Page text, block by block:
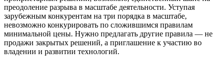
преодоление разрыва в масштабе деятельности. Уступая
зарубежным конкурентам на три порядка в масштабе,
невозможно конкурировать по сложившимся правилам
минимальной цены. Нужно предлагать другие правила — не
продажи закрытых решений, а приглашение к участию во
владении и развитии технологий.